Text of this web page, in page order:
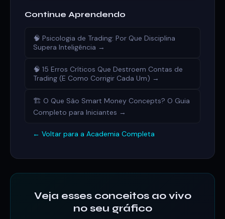
Continue Aprendendo
🧠 Psicologia de Trading: Por Que Disciplina
Supera Inteligência →
🧠 15 Erros Críticos Que Destroem Contas de
Trading (E Como Corrigir Cada Um) →
🏗️ O Que São Smart Money Concepts? O Guia
Completo para Iniciantes →
← Voltar para a Academia Completa
Veja esses conceitos ao vivo
no seu gráfico